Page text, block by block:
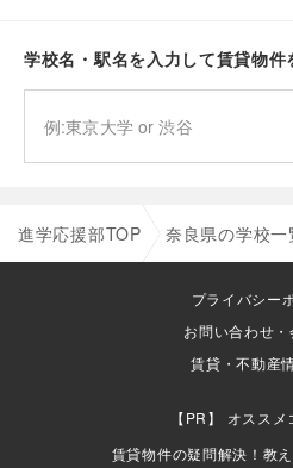
学校名・駅名を入力して賃貸物件
進学応援部TOP 奈良県の学校一
プライバシー
お問い合わせ
賃貸・不動産
オススメ
賃貸物件の疑問解決！教